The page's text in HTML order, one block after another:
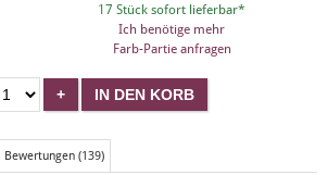
17 Stück sofort lieferbar*
Ich benötige mehr
Farb-Partie anfragen
Bewertungen (139)